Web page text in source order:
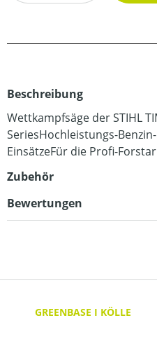
Beschreibung
Wettkampfsäge der STIHL
SeriesHochleistungs-
EinsätzeFür die Profi-
Zubehör
Bewertungen
GREENBASE I KÖLLE